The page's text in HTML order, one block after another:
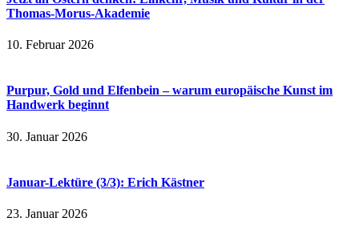
Thomas-Morus-Akademie
10. Februar 2026
Purpur, Gold und Elfenbein – warum europäische Kunst im
Handwerk beginnt
30. Januar 2026
Januar-Lektüre (3/3): Erich Kästner
23. Januar 2026